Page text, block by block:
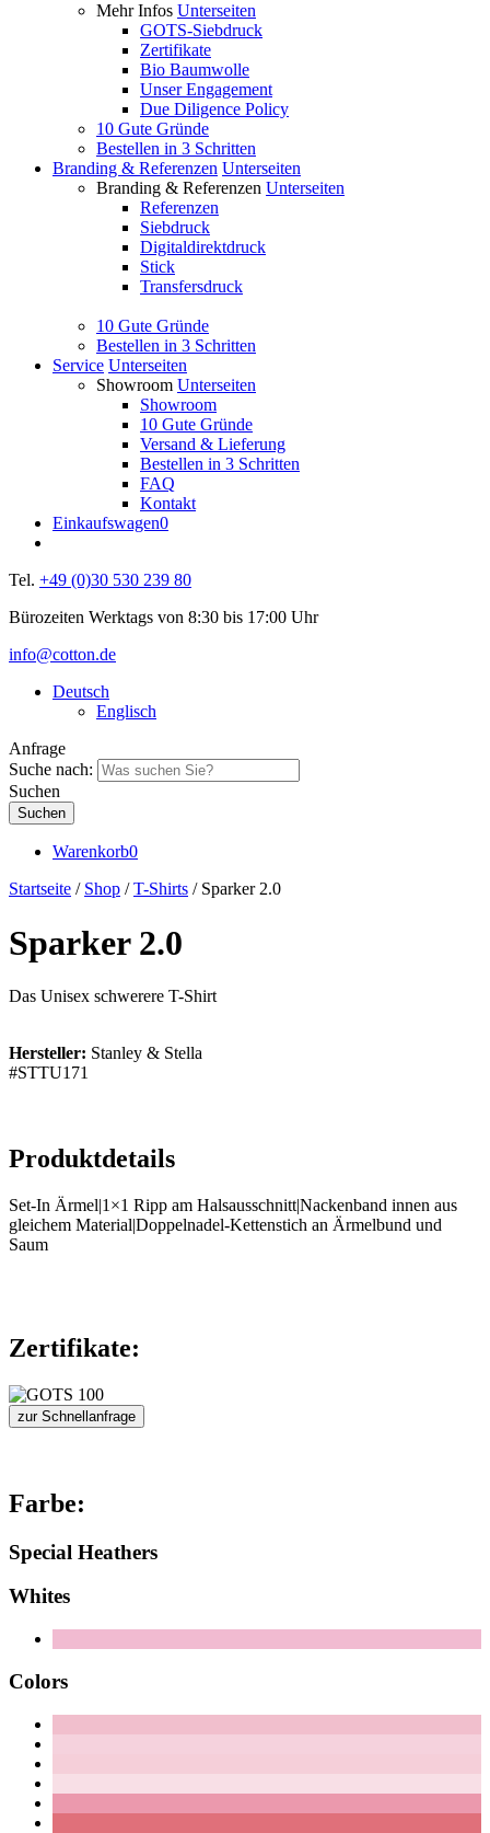
Mehr Infos Unterseiten
GOTS-Siebdruck
Zertifikate
Bio Baumwolle
Unser Engagement
Due Diligence Policy
10 Gute Gründe
Bestellen in 3 Schritten
Branding & Referenzen Unterseiten
Branding & Referenzen Unterseiten
Referenzen
Siebdruck
Digitaldirektdruck
Stick
Transfersdruck
10 Gute Gründe
Bestellen in 3 Schritten
Service Unterseiten
Showroom Unterseiten
Showroom
10 Gute Gründe
Versand & Lieferung
Bestellen in 3 Schritten
FAQ
Kontakt
Einkaufswagen0
Tel. +49 (0)30 530 239 80
Bürozeiten Werktags von 8:30 bis 17:00 Uhr
info@cotton.de
Deutsch
Englisch
Anfrage
Suche nach:
Suchen
Warenkorb0
Startseite / Shop /T-Shirts / Sparker 2.0
Sparker 2.0
Das Unisex schwerere T-Shirt
Hersteller: Stanley & Stella
#STTU171
Produktdetails
Set-In Ärmel|1×1 Ripp am Halsausschnitt|Nackenband innen aus
gleichem Material|Doppelnadel-Kettenstich an Ärmelbund und
Saum
Zertifikate:
zur Schnellanfrage
Farbe:
Special Heathers
Whites
Colors